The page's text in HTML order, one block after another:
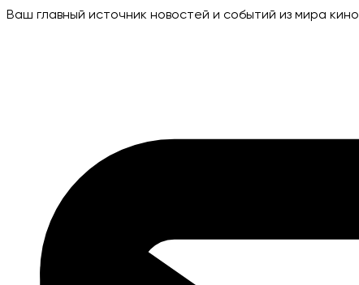
Ваш главный источник новостей и событий из мира кино